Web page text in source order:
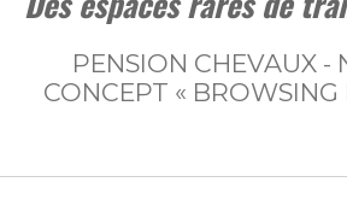
PENSION CHEVAUX -
CONCEPT «